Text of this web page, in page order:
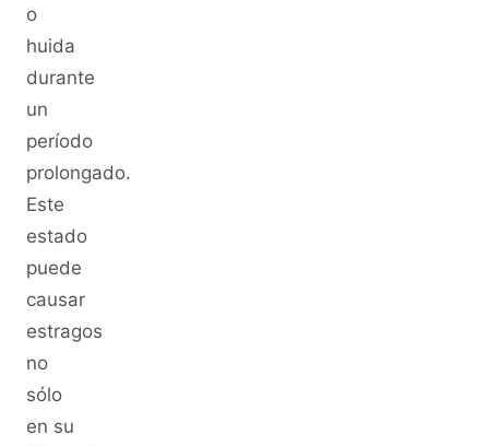
o
huida
durante
un
período
prolongado.
Este
estado
puede
causar
estragos
no
sólo
en su